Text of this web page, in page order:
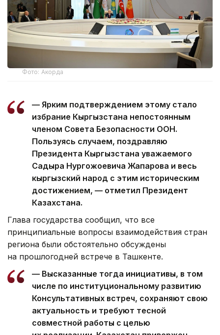
Фото: Акорда
— Ярким подтверждением этому стало
избрание Кыргызстана непостоянным
членом Совета Безопасности ООН.
Пользуясь случаем, поздравляю
Президента Кыргызстана уважаемого
Садыра Нургожоевича Жапарова и весь
кыргызский народ с этим историческим
достижением, — отметил Президент
Казахстана.
Глава государства сообщил, что все
принципиальные вопросы взаимодействия стран
региона были обстоятельно обсуждены
на прошлогодней встрече в Ташкенте.
— Высказанные тогда инициативы, в том
числе по институциональному развитию
Консультативных встреч, сохраняют свою
актуальность и требуют тесной
совместной работы с целью